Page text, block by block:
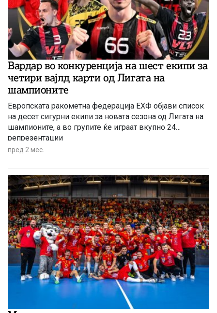
Вардар во конкуренција на шест екипи за
четири вајлд карти од Лигата на
шампионите
Европската ракометна федерација ЕХФ објави список
на десет сигурни екипи за новата сезона од Лигата на
шампионите, а во групите ќе играат вкупно 24
репрезентации
пред 2 мес.